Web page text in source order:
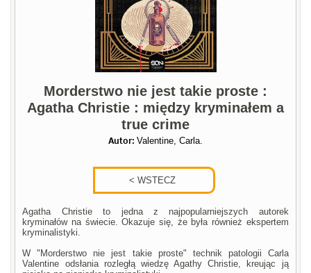
Morderstwo nie jest takie proste :
Agatha Christie : między kryminałem a
true crime
Autor: Valentine, Carla.
Agatha Christie to jedna z najpopularniejszych autorek
kryminałów na świecie. Okazuje się, że była również ekspertem
kryminalistyki.
W "Morderstwo nie jest takie proste" technik patologii Carla
Valentine odsłania rozległą wiedzę Agathy Christie, kreując ją